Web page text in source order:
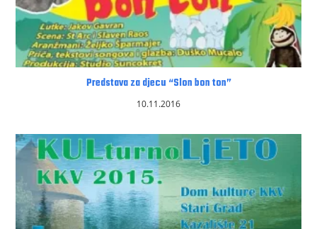
Predstava za djecu “Slon bon ton”
10.11.2016